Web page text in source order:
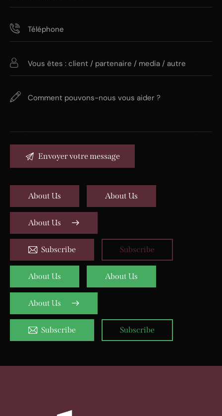
About Us About Us
About Us
Subscribe Subscribe
About Us About Us
About Us
Subscribe Subscribe